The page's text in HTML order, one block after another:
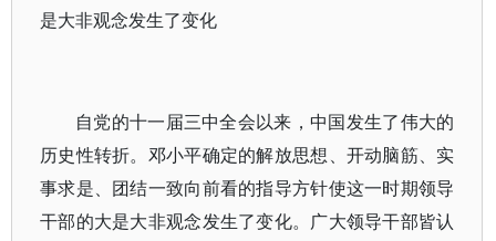
是大非观念发生了变化
自党的十一届三中全会以来，中国发生了伟大的
历史性转折。邓小平确定的解放思想、开动脑筋、实
事求是、团结一致向前看的指导方针使这一时期领导
干部的大是大非观念发生了变化。广大领导干部皆认